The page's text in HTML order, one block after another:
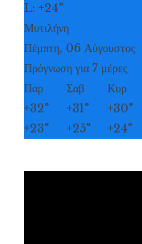
L: +24°
Μυτιλήνη
Πέμπτη, 06 Αύγουστος
Πρόγνωση για 7 μέρες
Παρ
Σαβ Κυρ
+32° +31° +30°
+23° +25° +24°